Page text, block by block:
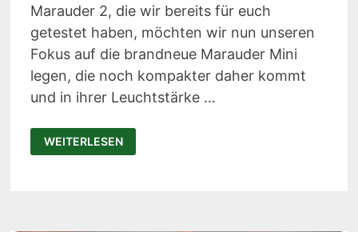
Marauder 2, die wir bereits für euch
getestet haben, möchten wir nun unseren
Fokus auf die brandneue Marauder Mini
legen, die noch kompakter daher kommt
und in ihrer Leuchtstärke …
OLIGHT
MARAUDER
MINI
WEITERLESEN